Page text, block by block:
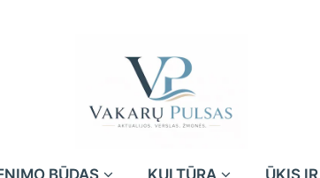
BŪDAS KULTŪRA ŪKIS